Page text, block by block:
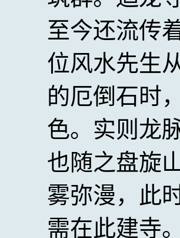
至今还流传
位风水先生
的厄倒石时
色。实则龙
也随之盘旋
雾弥漫，此
需在此建寺